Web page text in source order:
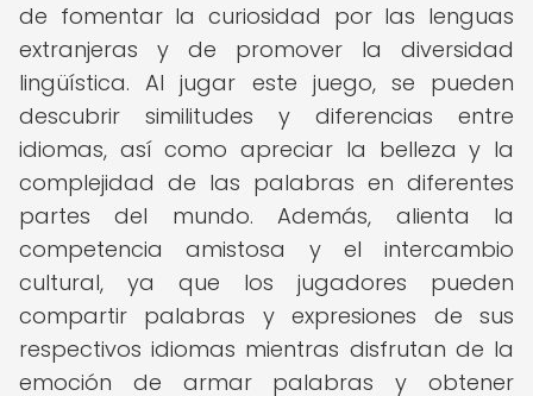
de fomentar la curiosidad por las lenguas
extranjeras y de promover la diversidad
lingüística. Al jugar este juego, se pueden
descubrir similitudes y diferencias entre
idiomas, así como apreciar la belleza y la
complejidad de las palabras en diferentes
partes del mundo. Además, alienta la
competencia amistosa y el intercambio
cultural, ya que los jugadores pueden
compartir palabras y expresiones de sus
respectivos idiomas mientras disfrutan de la
emoción de armar palabras y obtener